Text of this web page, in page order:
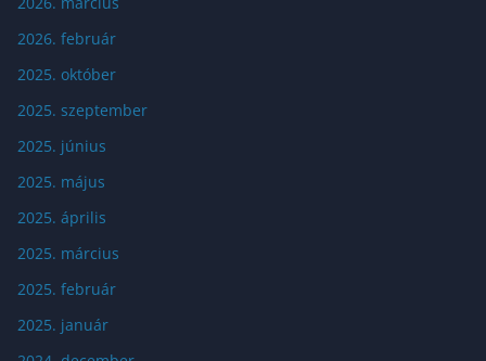
2026. február
2025. október
2025. szeptember
2025. június
2025. május
2025. április
2025. március
2025. február
2025. január